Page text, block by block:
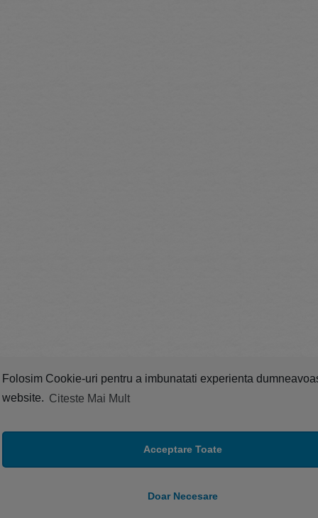
Folosim Cookie-uri pentru a imbunatati experienta
website. Citeste Mai Mult
Acceptare Toate
Doar Necesare